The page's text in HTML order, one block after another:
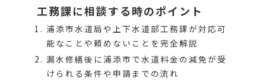
工務課に相談する時のポイント
浦添市水道局や上下水道部工務課が対応可
能なことや頼めないことを完全解説
漏水修繕後に浦添市で水道料金の減免が受
けられる条件や申請までの流れ